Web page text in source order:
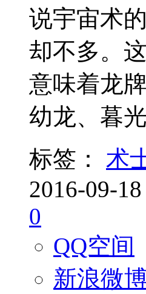
说宇宙术
却不多。
意味着龙
幼龙、暮
标签：
术
2016-09-
0
QQ空间
新浪微